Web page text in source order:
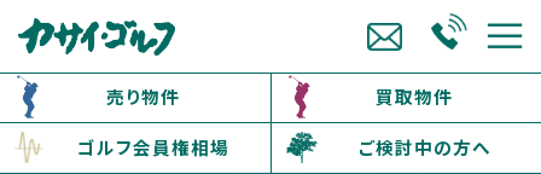
売り物件
買取物件
ゴルフ会員権相場
ご検討中の方へ